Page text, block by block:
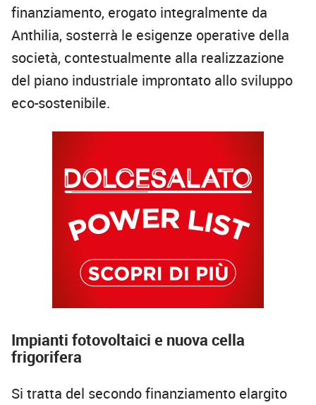
finanziamento, erogato integralmente da
Anthilia, sosterrà le esigenze operative della
società, contestualmente alla realizzazione
del piano industriale improntato allo sviluppo
eco-sostenibile.
Impianti fotovoltaici e nuova cella
frigorifera
Si tratta del secondo finanziamento elargito